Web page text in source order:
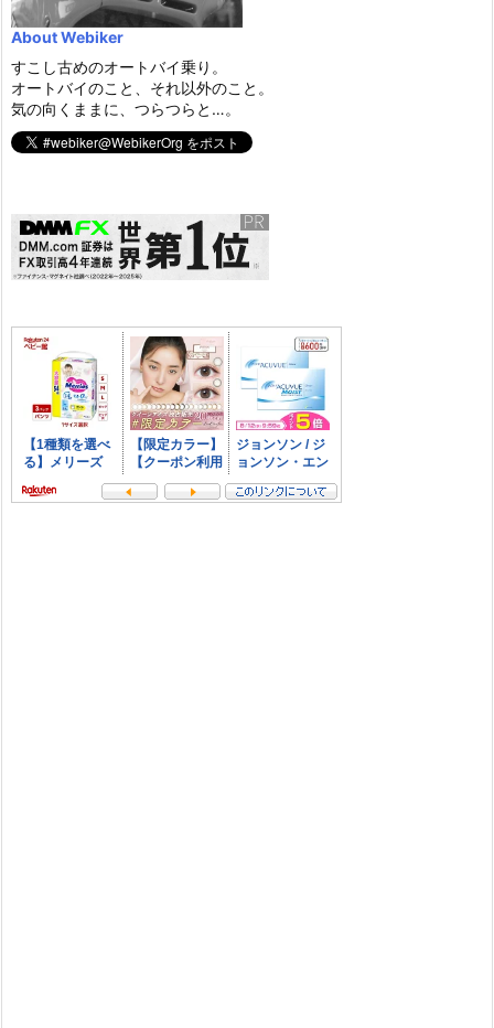
About Webiker
すこし古めのオートバイ乗り。
オートバイのこと、それ以外のこと。
気の向くままに、つらつらと…。